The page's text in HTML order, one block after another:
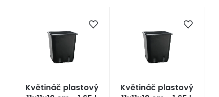
Květináč plastový
Květináč plastový